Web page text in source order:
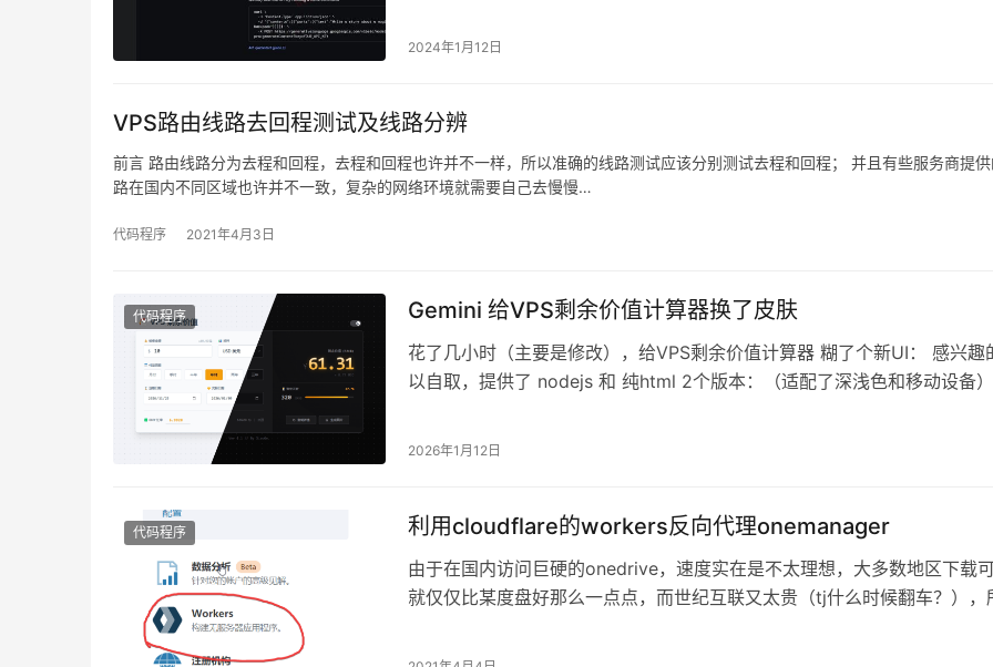
2024年1月12日
VPS路由线路去回程测试及线路分辨
前言 路由线路分为去程和回程，去程和回程也许并不一样，所以准确的线路测试应该分别测试去程和回程； 并且有些服务商提
路在国内不同区域也许并不一致，复杂的网络环境就需要自己去慢慢…
代码程序 2021年4月3日
代码程序 Gemini 给VPS剩余价值计算器换了皮肤
花了几小时（主要是修改），给VPS剩余价值计算器 糊了个新UI： 感兴趣
以自取，提供了 nodejs 和 纯html 2个版本：（适配了深浅色和移动设备
2026年1月12日
代码程序 利用cloudflare的workers反向代理onemanager
由于在国内访问巨硬的onedrive，速度实在是不太理想，大多数地区下载
就仅仅比某度盘好那么一点点，而世纪互联又太贵（tj什么时候翻车？），